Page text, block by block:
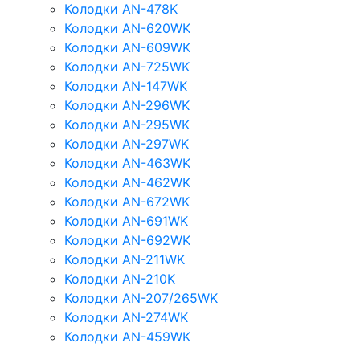
Колодки AN-478K
Колодки AN-620WK
Колодки AN-609WK
Колодки AN-725WK
Колодки AN-147WK
Колодки AN-296WK
Колодки AN-295WK
Колодки AN-297WK
Колодки AN-463WK
Колодки AN-462WK
Колодки AN-672WK
Колодки AN-691WK
Колодки AN-692WK
Колодки AN-211WK
Колодки AN-210K
Колодки AN-207/265WK
Колодки AN-274WK
Колодки AN-459WK